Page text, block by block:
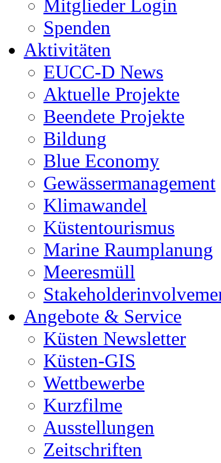
Mitglieder Login
Spenden
Aktivitäten
EUCC-D News
Aktuelle Projekte
Beendete Projekte
Bildung
Blue Economy
Gewässermanagement
Klimawandel
Küstentourismus
Marine Raumplanung
Meeresmüll
Angebote & Service
Küsten Newsletter
Küsten-GIS
Wettbewerbe
Kurzfilme
Ausstellungen
Zeitschriften